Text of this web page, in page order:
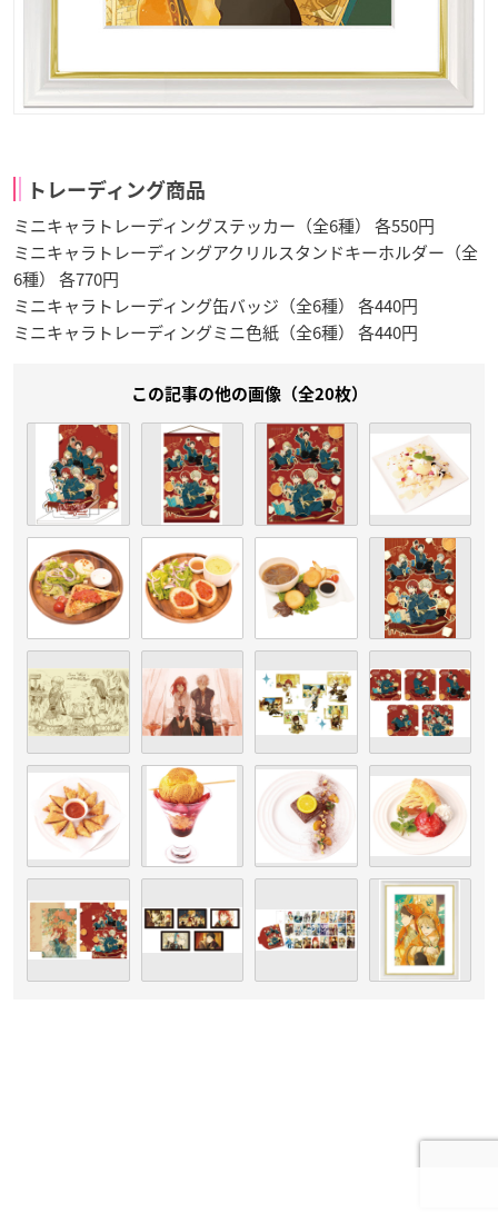
トレーディング商品
ミニキャラトレーディングステッカー（全6種） 各550円
ミニキャラトレーディングアクリルスタンドキーホルダー（全
6種） 各770円
ミニキャラトレーディング缶バッジ（全6種） 各440円
ミニキャラトレーディングミニ色紙（全6種） 各440円
この記事の他の画像（全20枚）